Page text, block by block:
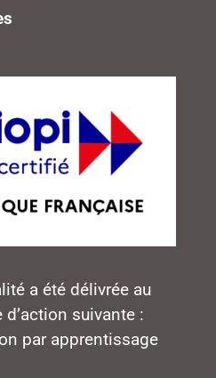
a été délivrée au
suivante :
par apprentissage